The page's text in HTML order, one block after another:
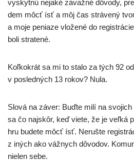
vyskyt­nú neja­ké závaž­né dôvo­dy,
dem môcť ísť a môj čas strá­ve­ný
a moje penia­ze vlo­že­né do
boli stratené.
Koľkokrát sa mi to sta­lo za tých 92
v posled­ných 13 rokov? Nula.
Slová na záver: Buďte milí na
sa čo naj­skôr, keď vie­te, že je veľ­ká
hru bude­te môcť ísť. Nerušte
z iných ako váž­nych dôvo­dov.
nie­len sebe.